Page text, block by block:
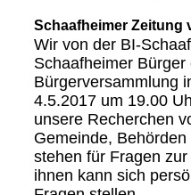
Schaafheimer Zeitung
Wir von der BI-
Schaafheimer Bürger
Bürgerversammlung
4.5.2017 um 19.00
unsere Recherchen
Gemeinde,
stehen für Fragen
ihnen kann sich